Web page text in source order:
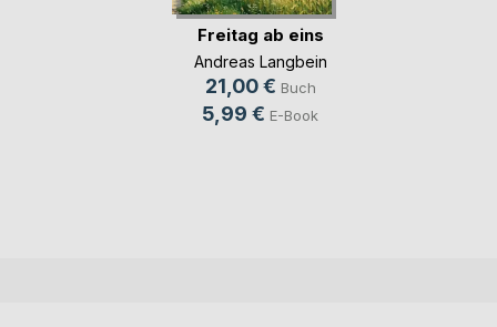
Freitag ab eins
Andreas Langbein
21,00 € Buch
5,99 € E-Book